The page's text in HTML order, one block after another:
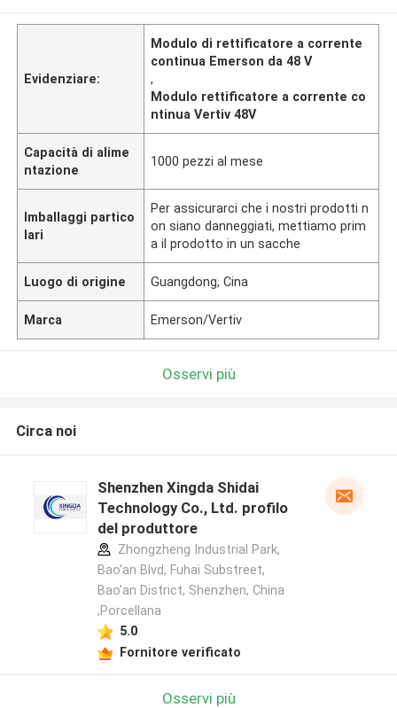
Evidenziare:
Modulo di rettificatore a corrente
continua Emerson da 48 V
,
Modulo rettificatore a corrente co
ntinua Vertiv 48V
Capacità di alime
ntazione
1000 pezzi al mese
Imballaggi partico
lari
Per assicurarci che i nostri prodotti n
on siano danneggiati, mettiamo prim
a il prodotto in un sacche
Luogo di origine Guangdong, Cina
Marca Emerson/Vertiv
Osservi più
Circa noi
Shenzhen Xingda Shidai
Technology Co., Ltd. profilo
del produttore
Zhongzheng Industrial Park,
Bao’an Blvd, Fuhai Substreet,
Bao’an District, Shenzhen, China
,Porcellana
5.0
Fornitore verificato
Osservi più